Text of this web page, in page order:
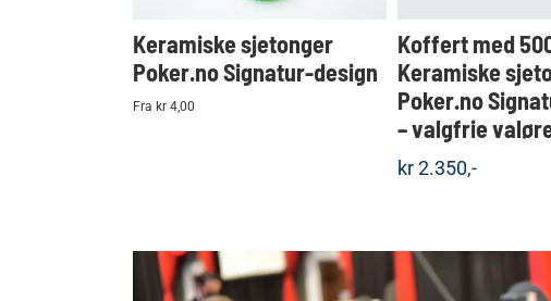
Keramiske sjetonger
Poker.no Signatur-design
Fra kr 4,00
Koffert med
Keramiske
Poker.no
– valgfrie
kr2.350,-